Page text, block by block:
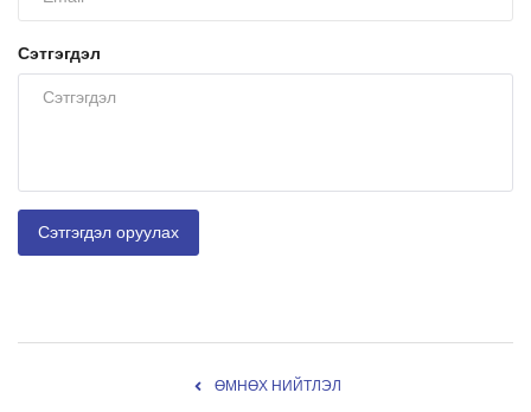
Сэтгэгдэл
Сэтгэгдэл оруулах
ӨМНӨХ НИЙТЛЭЛ